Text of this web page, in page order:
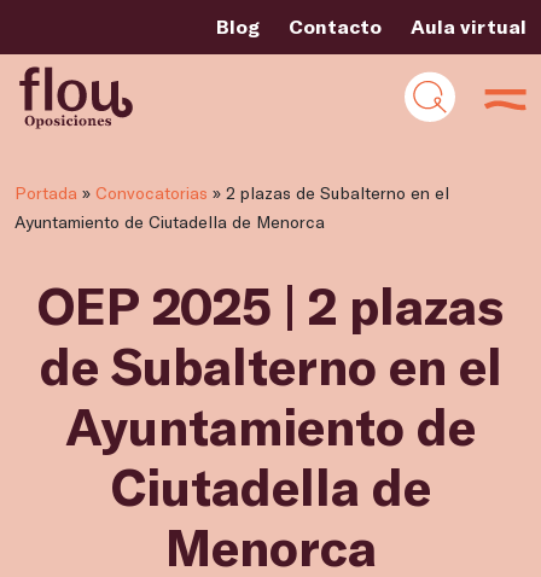
Blog Contacto Aula virtual
Portada » Convocatorias » 2 plazas de Subalterno en el
Ayuntamiento de Ciutadella de Menorca
OEP 2025 | 2 plazas
de Subalterno en el
Ayuntamiento de
Ciutadella de
Menorca